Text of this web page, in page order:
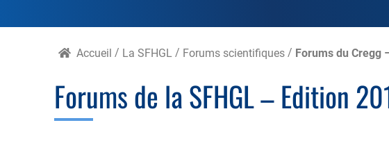
Accueil / La SFHGL / Forums scientifiques / Forums du Cregg
Forums de la SFHGL – Edition